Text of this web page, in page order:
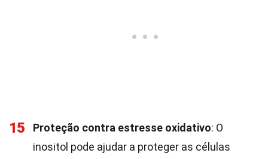
15 Proteção contra estresse oxidativo: O
inositol pode ajudar a proteger as células